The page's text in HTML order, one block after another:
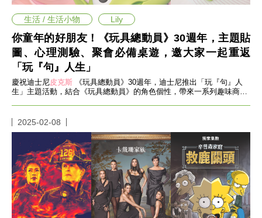
潔
收
生
活
小
口
罩
推
薦
居
料
理
職
場
生
活
你童年的好朋友！《玩具總動員》30週年，主題貼
圖、心理測驗、聚會必備桌遊，邀大家一起重返
「玩『句』人生」
慶祝迪士尼皮克斯
《玩具總動員》30週年，迪士尼推出「玩『句』人
生」主題活動，結合《玩具總動員》的角色個性，帶來一系列趣味商品
生活 / 生活小物 Lily
2025-02-08